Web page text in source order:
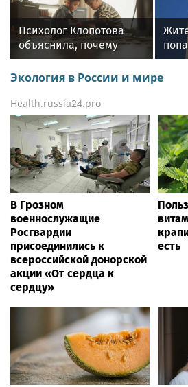
Психолог Клопотова
объяснила, почему
нельзя часто менять
игрушки у ребенка
Экология в России и мире
Health.russia24.pro
В Грозном
военнослужащие
Росгвардии
присоединились к
всероссийской донорской
акции «От сердца к
сердцу»
есть